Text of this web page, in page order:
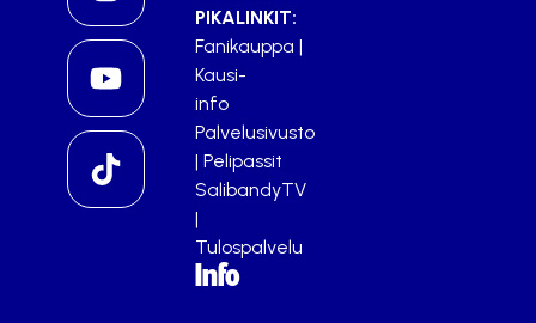
PIKALINKIT:
Fanikauppa |
Kausi-
info
Palvelusivusto
| Pelipassit
SalibandyTV
|
Tulospalvelu
Info